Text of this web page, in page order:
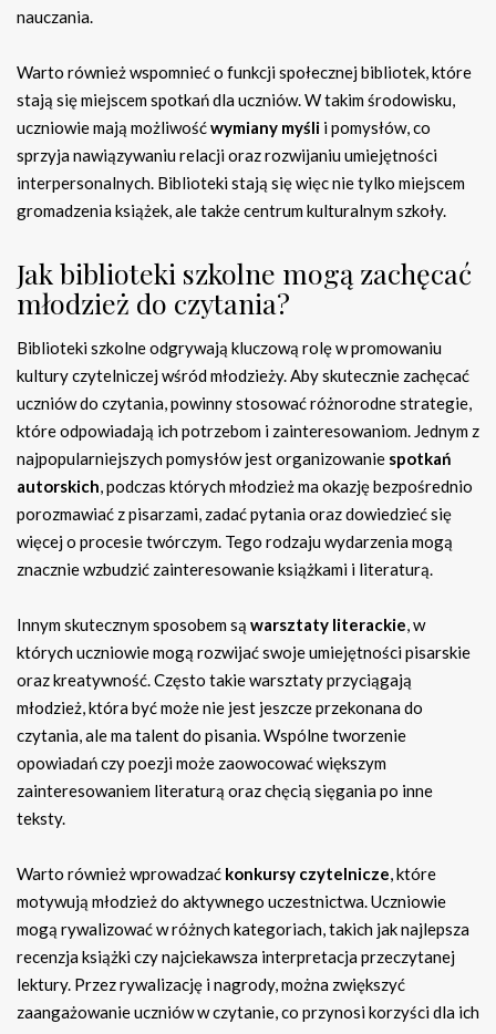
nauczania.
Warto również wspomnieć o funkcji społecznej bibliotek, które
stają się miejscem spotkań dla uczniów. W takim środowisku,
uczniowie mają możliwośćwymiany myśli i pomysłów, co
sprzyja nawiązywaniu relacji oraz rozwijaniu umiejętności
interpersonalnych. Biblioteki stają się więc nie tylko miejscem
gromadzenia książek, ale także centrum kulturalnym szkoły.
Jak biblioteki szkolne mogą zachęcać
młodzież do czytania?
Biblioteki szkolne odgrywają kluczową rolę w promowaniu
kultury czytelniczej wśród młodzieży. Aby skutecznie zachęcać
uczniów do czytania, powinny stosować różnorodne strategie,
które odpowiadają ich potrzebom i zainteresowaniom. Jednym z
najpopularniejszych pomysłów jest organizowanie spotkań
autorskich, podczas których młodzież ma okazję bezpośrednio
porozmawiać z pisarzami, zadać pytania oraz dowiedzieć się
więcej o procesie twórczym. Tego rodzaju wydarzenia mogą
znacznie wzbudzić zainteresowanie książkami i literaturą.
Innym skutecznym sposobem są warsztaty literackie, w
których uczniowie mogą rozwijać swoje umiejętności pisarskie
oraz kreatywność. Często takie warsztaty przyciągają
młodzież, która być może nie jest jeszcze przekonana do
czytania, ale ma talent do pisania. Wspólne tworzenie
opowiadań czy poezji może zaowocować większym
zainteresowaniem literaturą oraz chęcią sięgania po inne
teksty.
Warto również wprowadzać konkursy czytelnicze, które
motywują młodzież do aktywnego uczestnictwa. Uczniowie
mogą rywalizować w różnych kategoriach, takich jak najlepsza
recenzja książki czy najciekawsza interpretacja przeczytanej
lektury. Przez rywalizację i nagrody, można zwiększyć
zaangażowanie uczniów w czytanie, co przynosi korzyści dla ich